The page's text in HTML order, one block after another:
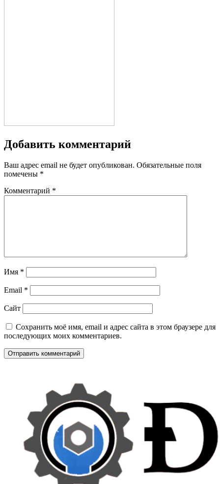
Добавить комментарий
Ваш адрес email не будет опубликован. Обязательные поля
помечены *
Комментарий *
Имя *
Email *
Сайт
Сохранить моё имя, email и адрес сайта в этом браузере для
последующих моих комментариев.